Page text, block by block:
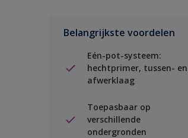
Belangrijkste voordelen
Eén-pot-systeem:
hechtprimer, tussen- en
afwerklaag
Toepasbaar op
verschillende
ondergronden